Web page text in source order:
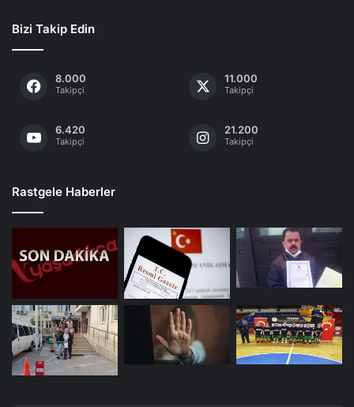
Bizi Takip Edin
8.000
Takipçi
11.000
Takipçi
6.420
Takipçi
21.200
Takipçi
Rastgele Haberler